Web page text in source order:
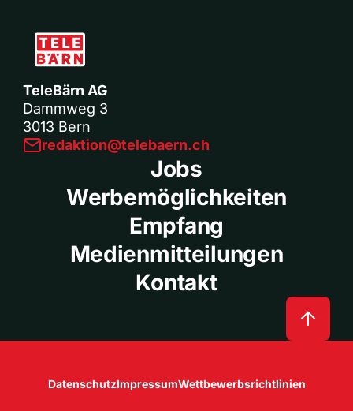
TeleBärn AG
Dammweg 3
3013 Bern
redaktion@telebaern.ch
Jobs
Werbemöglichkeiten
Empfang
Medienmitteilungen
Kontakt
DatenschutzImpressumWettbewerbsrichtlinien